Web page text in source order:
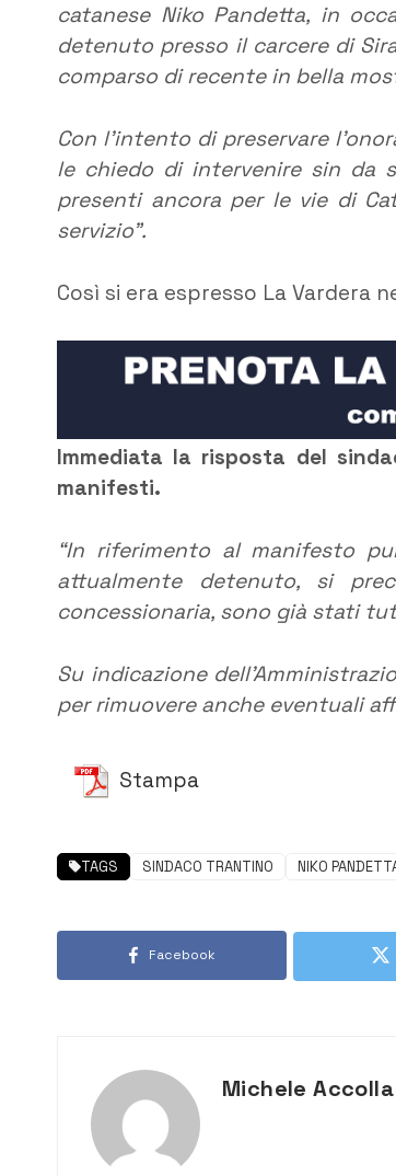
catanese Niko Pandetta, in
detenuto presso il carcere di
comparso di recente in bella
Con l’intento di preservare
le chiedo di intervenire sin da
presenti ancora per le vie di
servizio”.
Così si era espresso La Vardera
Immediata la risposta del
manifesti.
“In riferimento al manifesto
attualmente detenuto, si
concessionaria, sono già stati
Su indicazione
per rimuovere anche eventuali
Stampa
TAGS SINDACO TRANTINO NIKO
Facebook
Michele Accolla